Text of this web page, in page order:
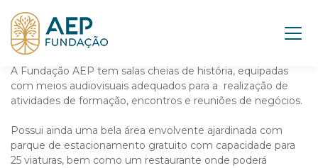
A Fundação AEP tem salas cheias de história, equipadas
com meios audiovisuais adequados para a realização de
atividades de formação, encontros e reuniões de negócios.
Possui ainda uma bela área envolvente ajardinada com
parque de estacionamento gratuito com capacidade para
25 viaturas, bem como um restaurante onde poderá